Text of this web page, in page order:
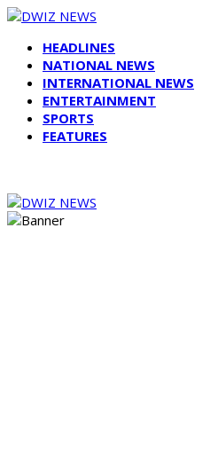
HEADLINES
NATIONAL NEWS
INTERNATIONAL NEWS
ENTERTAINMENT
SPORTS
FEATURES